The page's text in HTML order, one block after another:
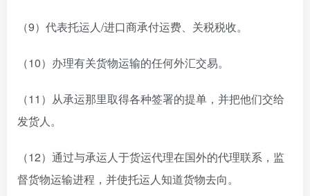
（9）代表托运人/进口商承付运费、关税税收。
（10）办理有关货物运输的任何外汇交易。
（11）从承运那里取得各种签署的提单，并把他们交给
发货人。
（12）通过与承运人于货运代理在国外的代理联系，监
督货物运输进程，并使托运人知道货物去向。